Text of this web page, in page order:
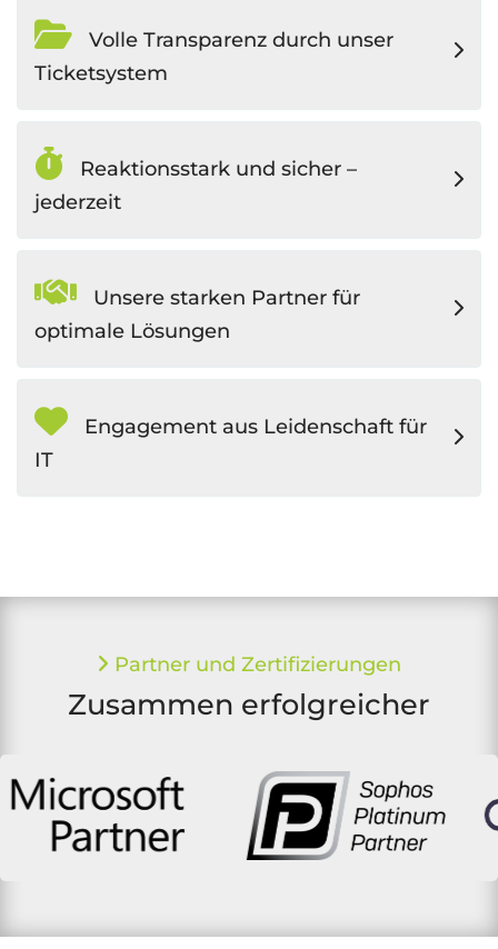
Ticketsystem
jederzeit
optimale Lösungen
IT
Zusammen erfolgreicher
Partner und Zertifizierungen